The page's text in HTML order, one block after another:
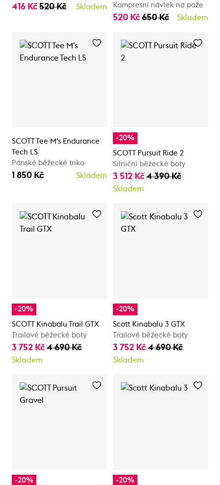
416 Kč 520 Kč Skladem Kompresní návlek na paže
520 Kč 650 Kč Skladem
SCOTT Tee M's Endurance
Tech LS
Pánské běžecké triko
1 850 Kč Skladem
-20%
SCOTT Pursuit Ride 2
Silniční běžecké boty
3 512 Kč 4 390 Kč
Skladem
-20%
SCOTT Kinabalu Trail GTX
Trailové běžecké boty
3 752 Kč 4 690 Kč
Skladem
-20%
Scott Kinabalu 3 GTX
Trailové běžecké boty
3 752 Kč 4 690 Kč
Skladem
-20% -20%